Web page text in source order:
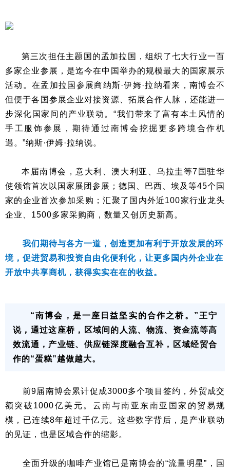
第三次担任主题国的孟加拉国，组织了七大行业一百
多家企业参展，是迄今在中国举办的规模最大的国家展示
活动。在孟加拉国参展商纳斯·伊姆·拉纳看来，南博会不
但便于各国参展企业对接资源、拓展合作人脉，还能进一
步深化国家间的产业联动。“我们带来了富有本土风情的
手工服饰参展，期待通过南博会挖掘更多跨境合作机
遇。”纳斯·伊姆·拉纳说。
本届南博会，意大利、澳大利亚、乌拉圭等7国驻华
使领馆首次以国家展团参展；德国、巴西、埃及等45个国
家的企业首次参加采购；汇聚了国内外近100家行业龙头
企业、1500多家采购商，数量又创历史新高。
我们期待与各方一道，创造更加有利于开放发展的环
境，促进贸易和投资自由化便利化，让更多国内外企业在
开放中共享商机，获得实实在在的收益。
“南博会，是一座日益坚实的合作之桥。”王宁
说，通过这座桥，区域间的人流、物流、资金流等高
效流通，产业链、供应链深度融合互补，区域经贸合
作的“蛋糕”越做越大。
前9届南博会累计促成3000多个项目签约，外贸成交
额突破1000亿美元。云南与南亚东南亚国家的贸易规
模，已连续8年超过千亿元。这些数字背后，是产业联动
的见证，也是区域合作的缩影。
全面升级的咖啡产业馆已是南博会的“流量明星”，国